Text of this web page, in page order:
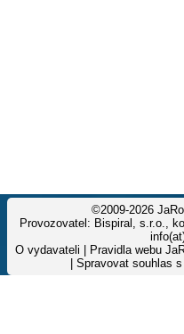
©2009-2026
Provozovatel: Bispiral, s.r.o.,
O vydavateli
Pravidla webu
Spravovat souhlas